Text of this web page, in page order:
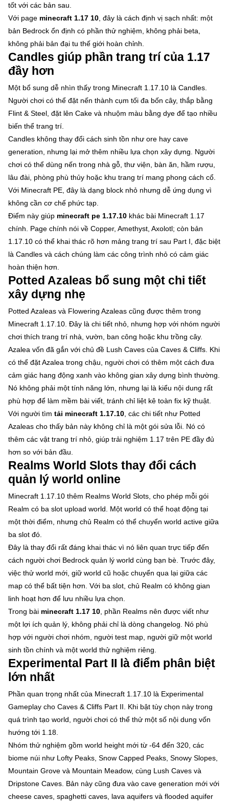
tốt với các bản sau.
Với page minecraft 1.17 10, đây là cách định vị sạch nhất: một
bản Bedrock ổn định có phần thử nghiệm, không phải beta,
không phải bản đại tu thế giới hoàn chỉnh.
Candles giúp phần trang trí của 1.17
đầy hơn
Một bổ sung dễ nhìn thấy trong Minecraft 1.17.10 là Candles.
Người chơi có thể đặt nến thành cụm tối đa bốn cây, thắp bằng
Flint & Steel, đặt lên Cake và nhuộm màu bằng dye để tạo nhiều
biến thể trang trí.
Candles không thay đổi cách sinh tồn như ore hay cave
generation, nhưng lại mở thêm nhiều lựa chọn xây dựng. Người
chơi có thể dùng nến trong nhà gỗ, thư viện, bàn ăn, hầm rượu,
lâu đài, phòng phù thủy hoặc khu trang trí mang phong cách cổ.
Với Minecraft PE, đây là dạng block nhỏ nhưng dễ ứng dụng vì
không cần cơ chế phức tạp.
Điểm này giúp minecraft pe 1.17.10khác bài Minecraft 1.17
chính. Page chính nói về Copper, Amethyst, Axolotl; còn bản
1.17.10 có thể khai thác rõ hơn mảng trang trí sau Part I, đặc biệt
là Candles và cách chúng làm các công trình nhỏ có cảm giác
hoàn thiện hơn.
Potted Azaleas bổ sung một chi tiết
xây dựng nhẹ
Potted Azaleas và Flowering Azaleas cũng được thêm trong
Minecraft 1.17.10. Đây là chi tiết nhỏ, nhưng hợp với nhóm người
chơi thích trang trí nhà, vườn, ban công hoặc khu trồng cây.
Azalea vốn đã gắn với chủ đề Lush Caves của Caves & Cliffs. Khi
có thể đặt Azalea trong chậu, người chơi có thêm một cách đưa
cảm giác hang động xanh vào không gian xây dựng bình thường.
Nó không phải một tính năng lớn, nhưng lại là kiểu nội dung rất
phù hợp để làm mềm bài viết, tránh chỉ liệt kê toàn fix kỹ thuật.
Với người tìm tải minecraft 1.17.10, các chi tiết như Potted
Azaleas cho thấy bản này không chỉ là một gói sửa lỗi. Nó có
thêm các vật trang trí nhỏ, giúp trải nghiệm 1.17 trên PE đầy đủ
hơn so với bản đầu.
Realms World Slots thay đổi cách
quản lý world online
Minecraft 1.17.10 thêm Realms World Slots, cho phép mỗi gói
Realm có ba slot upload world. Một world có thể hoạt động tại
một thời điểm, nhưng chủ Realm có thể chuyển world active giữa
ba slot đó.
Đây là thay đổi rất đáng khai thác vì nó liên quan trực tiếp đến
cách người chơi Bedrock quản lý world cùng bạn bè. Trước đây,
việc thử world mới, giữ world cũ hoặc chuyển qua lại giữa các
map có thể bất tiện hơn. Với ba slot, chủ Realm có không gian
linh hoạt hơn để lưu nhiều lựa chọn.
Trong bài minecraft 1.17 10, phần Realms nên được viết như
một lợi ích quản lý, không phải chỉ là dòng changelog. Nó phù
hợp với người chơi nhóm, người test map, người giữ một world
sinh tồn chính và một world thử nghiệm riêng.
Experimental Part II là điểm phân biệt
lớn nhất
Phần quan trọng nhất của Minecraft 1.17.10 là Experimental
Gameplay cho Caves & Cliffs Part II. Khi bật tùy chọn này trong
quá trình tạo world, người chơi có thể thử một số nội dung vốn
hướng tới 1.18.
Nhóm thử nghiệm gồm world height mới từ -64 đến 320, các
biome núi như Lofty Peaks, Snow Capped Peaks, Snowy Slopes,
Mountain Grove và Mountain Meadow, cùng Lush Caves và
Dripstone Caves. Bản này cũng đưa vào cave generation mới với
cheese caves, spaghetti caves, lava aquifers và flooded aquifer